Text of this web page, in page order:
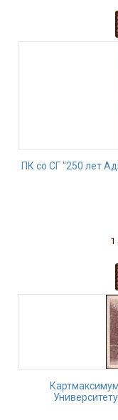
ПК со СГ "250 лет
1